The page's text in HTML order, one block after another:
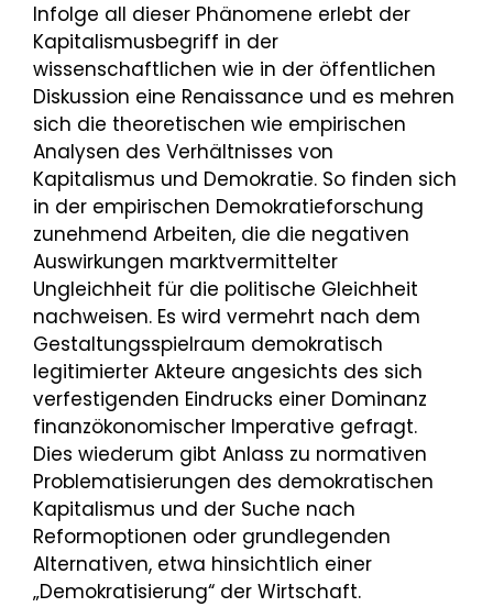
Infolge all dieser Phänomene erlebt der
Kapitalismusbegriff in der
wissenschaftlichen wie in der öffentlichen
Diskussion eine Renaissance und es mehren
sich die theoretischen wie empirischen
Analysen des Verhältnisses von
Kapitalismus und Demokratie. So finden sich
in der empirischen Demokratieforschung
zunehmend Arbeiten, die die negativen
Auswirkungen marktvermittelter
Ungleichheit für die politische Gleichheit
nachweisen. Es wird vermehrt nach dem
Gestaltungsspielraum demokratisch
legitimierter Akteure angesichts des sich
verfestigenden Eindrucks einer Dominanz
finanzökonomischer Imperative gefragt.
Dies wiederum gibt Anlass zu normativen
Problematisierungen des demokratischen
Kapitalismus und der Suche nach
Reformoptionen oder grundlegenden
Alternativen, etwa hinsichtlich einer
„Demokratisierung“ der Wirtschaft.